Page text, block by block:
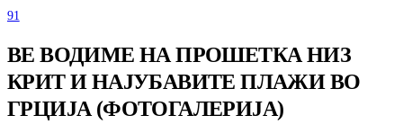
91
ВЕ ВОДИМЕ НА ПРОШЕТКА НИЗ
КРИТ И НАЈУБАВИТЕ ПЛАЖИ ВО
ГРЦИЈА (ФОТОГАЛЕРИЈА)